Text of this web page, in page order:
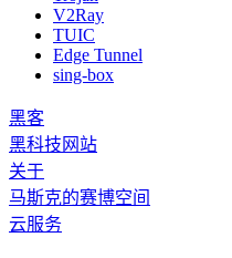
V2Ray
TUIC
Edge Tunnel
sing-box
黑客
黑科技网站
关于
马斯克的赛博空间
云服务